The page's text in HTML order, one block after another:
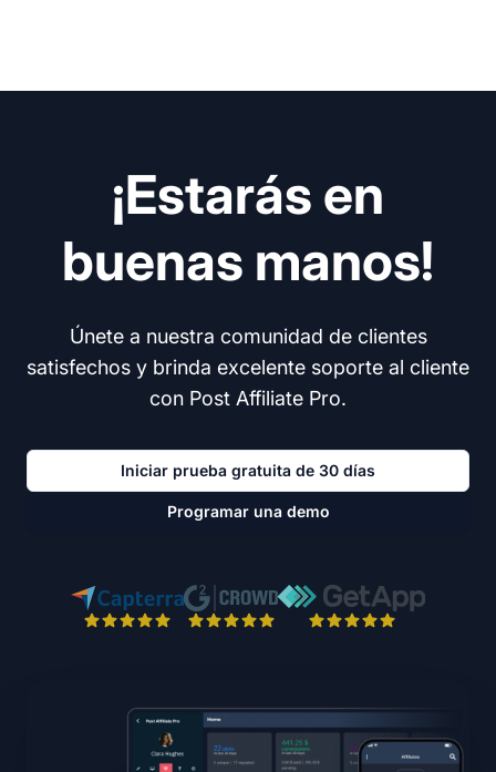
¡Estarás en
buenas manos!
Únete a nuestra comunidad de clientes
satisfechos y brinda excelente soporte al cliente
con Post Affiliate Pro.
Iniciar prueba gratuita de 30 días
Programar una demo